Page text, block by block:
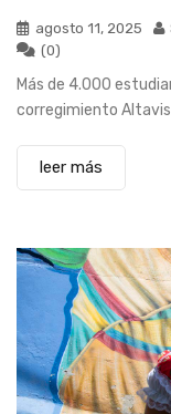
agosto 11, 2025
(0)
Más de 4.000
corregimiento
leer más